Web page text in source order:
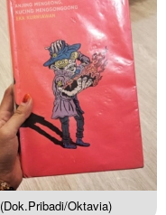
Oktavia)